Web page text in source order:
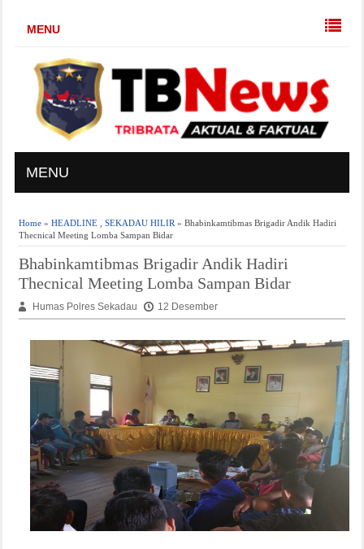
MENU
MENU
Home» HEADLINE, SEKADAU HILIR » Bhabinkamtibmas Brigadir Andik Hadiri
Thecnical Meeting Lomba Sampan Bidar
Bhabinkamtibmas Brigadir Andik Hadiri
Thecnical Meeting Lomba Sampan Bidar
Humas Polres Sekadau 12 Desember